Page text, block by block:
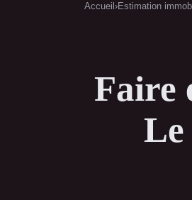
Accueil ›Estimation
Faire
Le